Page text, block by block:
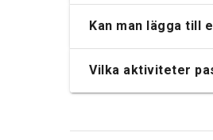
Kan man lägga till
Vilka aktiviteter